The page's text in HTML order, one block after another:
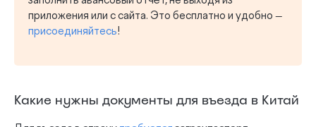
приложения или с сайта. Это бесплатно и удобно —
присоединяйтесь!
Какие нужны документы для въезда в Китай